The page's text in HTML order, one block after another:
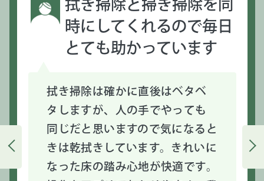
拭き掃除と掃き掃除を同
時にしてくれるので毎日
とても助かっています
拭き掃除は確かに直後はベタベ
タしますが、人の手でやっても
同じだと思いますので気になると
きは乾拭きしています。きれいに
なった床の踏み心地が快適です。